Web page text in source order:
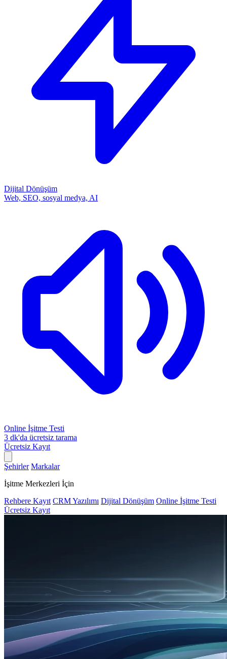
Dijital Dönüşüm
Web, SEO, sosyal medya, AI
Online İşitme Testi
3 dk'da ücretsiz tarama
Ücretsiz Kayıt
Şehirler Markalar
İşitme Merkezleri İçin
Rehbere Kayıt CRM Yazılımı Dijital Dönüşüm Online İşitme Testi
Ücretsiz Kayıt